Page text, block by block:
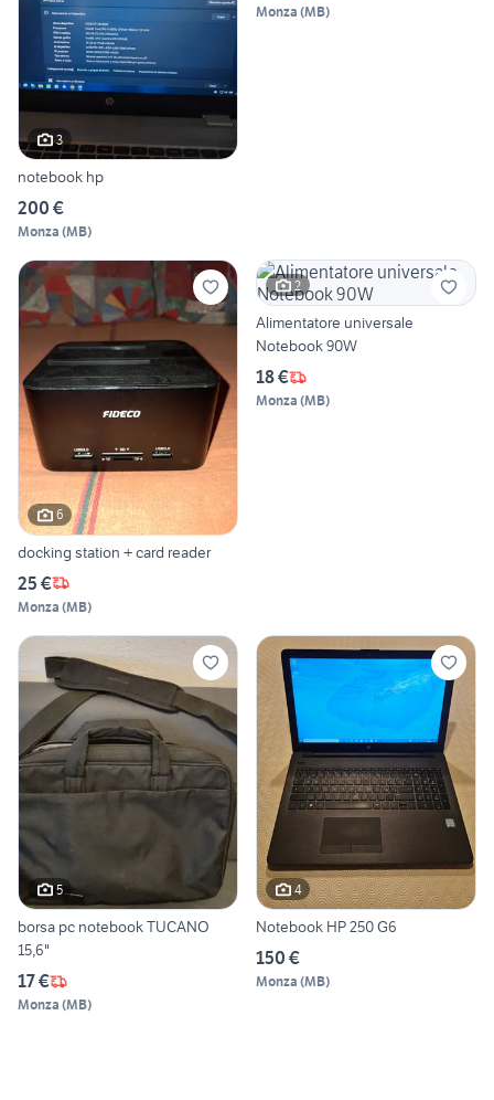
3
notebook hp
200 €
Monza (MB)
Monza (MB)
6
docking station + card reader
25 €
Monza (MB)
2
Alimentatore universale
Notebook 90W
18 €
Monza (MB)
5
borsa pc notebook TUCANO
15,6"
17 €
Monza (MB)
4
Notebook HP 250 G6
150 €
Monza (MB)